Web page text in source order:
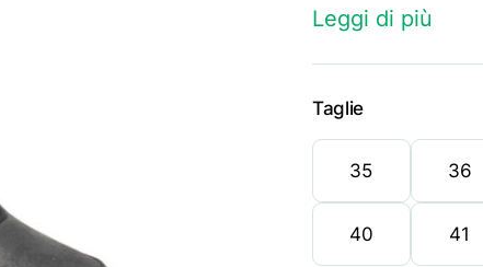
Leggi di più
Taglie
35 36
40 41